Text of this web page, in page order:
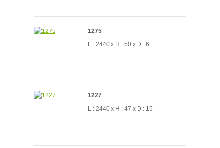
1275
L : 2440 x H : 50 x D : 6
1227
L : 2440 x H : 47 x D : 15